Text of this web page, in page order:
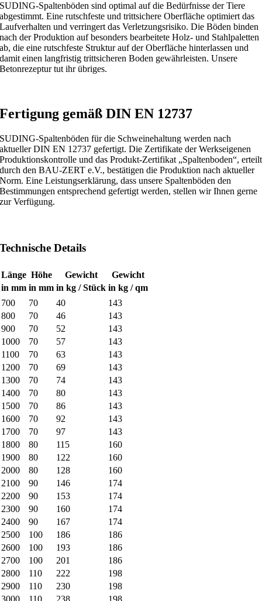
SUDING-Spaltenböden sind optimal auf die Bedürfnisse der Tiere
abgestimmt. Eine rutschfeste und trittsichere Oberfläche optimiert das
Laufverhalten und verringert das Verletzungsrisiko. Die Böden binden
nach der Produktion auf besonders bearbeitete Holz- und Stahlpaletten
ab, die eine rutschfeste Struktur auf der Oberfläche hinterlassen und
damit einen langfristig trittsicheren Boden gewährleisten. Unsere
Betonrezeptur tut ihr übriges.
Fertigung gemäß DIN EN 12737
SUDING-Spaltenböden für die Schweinehaltung werden nach
aktueller DIN EN 12737 gefertigt. Die Zertifikate der Werkseigenen
Produktionskontrolle und das Produkt-Zertifikat „Spaltenboden“, erteilt
durch den BAU-ZERT e.V., bestätigen die Produktion nach aktueller
Norm. Eine Leistungserklärung, dass unsere Spaltenböden den
Bestimmungen entsprechend gefertigt werden, stellen wir Ihnen gerne
zur Verfügung.
Technische Details
Länge Höhe Gewicht
Gewicht
in mm in mm in kg / Stück in kg / qm
700
70 40
143
800
70 46
143
900
70 52
143
1000
70 57
143
1100
70 63
143
1200
70 69
143
1300
70 74
143
1400
70 80
143
1500
70 86
143
1600
70 92
143
1700
70 97
143
1800
80 115
160
1900
80 122
160
2000
80 128
160
2100
90 146
174
2200
90 153
174
2300
90 160
174
2400
90 167
174
2500
100 186
186
2600
100 193
186
2700
100 201
186
2800
110 222
198
2900
110 230
198
3000
110 238 198